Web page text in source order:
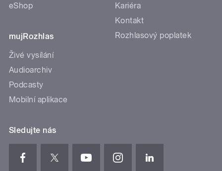
eShop
mujRozhlas
Živé vysílání
Audioarchiv
Podcasty
Mobilní aplikace
Kariéra
Kontakt
Rozhlasový poplatek
Sledujte nás